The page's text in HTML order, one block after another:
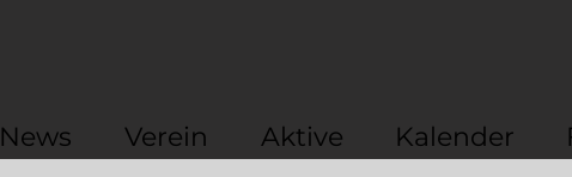
News Verein Aktive Kalender